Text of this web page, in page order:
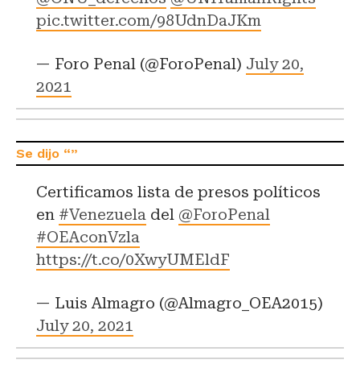
pic.twitter.com/98UdnDaJKm
— Foro Penal (@ForoPenal) July 20,
2021
Certificamos lista de presos políticos
en #Venezuela del @ForoPenal
#OEAconVzla
https://t.co/0XwyUMEldF
— Luis Almagro (@Almagro_OEA2015)
July 20, 2021